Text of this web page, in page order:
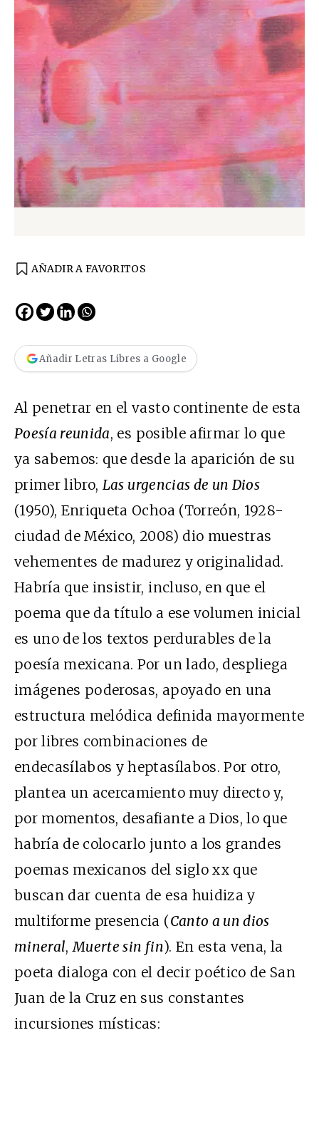
AÑADIR A FAVORITOS
Añadir Letras Libres a Google
Al penetrar en el vasto continente de esta
Poesía reunida, es posible afirmar lo que
ya sabemos: que desde la aparición de su
primer libro, Las urgencias de un Dios
(1950), Enriqueta Ochoa (Torreón, 1928-
ciudad de México, 2008) dio muestras
vehementes de madurez y originalidad.
Habría que insistir, incluso, en que el
poema que da título a ese volumen inicial
es uno de los textos perdurables de la
poesía mexicana. Por un lado, despliega
imágenes poderosas, apoyado en una
estructura melódica definida mayormente
por libres combinaciones de
endecasílabos y heptasílabos. Por otro,
plantea un acercamiento muy directo y,
por momentos, desafiante a Dios, lo que
habría de colocarlo junto a los grandes
poemas mexicanos del siglo xx que
buscan dar cuenta de esa huidiza y
multiforme presencia (Canto a un dios
mineral,Muerte sin fin). En esta vena, la
poeta dialoga con el decir poético de San
Juan de la Cruz en sus constantes
incursiones místicas: